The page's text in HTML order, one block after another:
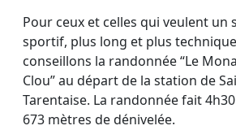
Pour ceux et celles qui veulent un
sportif, plus long et plus
conseillons la randonnée “Le
Clou” au départ de la station de
Tarentaise. La randonnée fait
673 mètres de dénivelée.